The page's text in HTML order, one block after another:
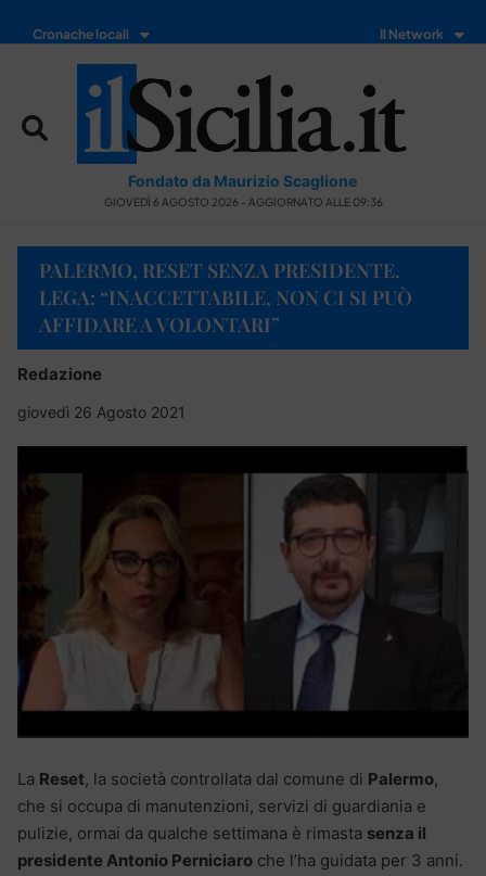
Cronache locali Il Network
Fondato da Maurizio Scaglione
GIOVEDÌ 6 AGOSTO 2026 - AGGIORNATO ALLE 09:36
PALERMO, RESET SENZA PRESIDENTE.
LEGA: “INACCETTABILE, NON CI SI PUÒ
AFFIDARE A VOLONTARI”
Redazione
giovedì 26 Agosto 2021
La Reset, la società controllata dal comune di Palermo,
che si occupa di manutenzioni, servizi di guardiania e
pulizie, ormai da qualche settimana è rimasta senza il
presidente Antonio Perniciaro che l’ha guidata per 3 anni.